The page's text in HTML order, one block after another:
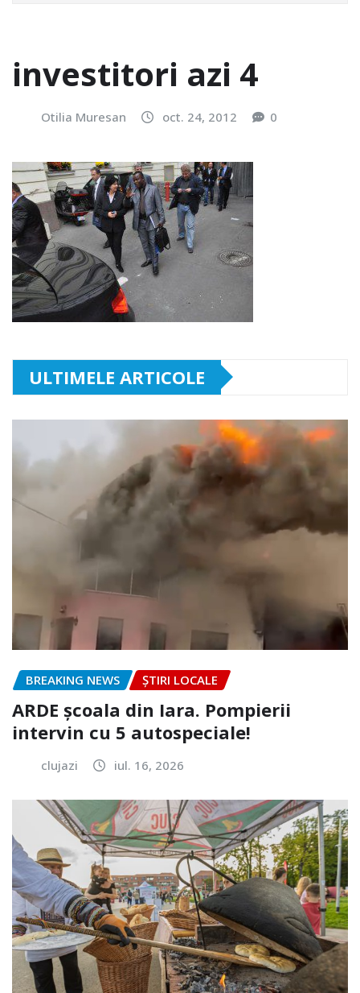
investitori azi 4
Otilia Muresan oct. 24, 2012 0
ULTIMELE ARTICOLE
BREAKING NEWS ȘTIRI LOCALE
ARDE școala din Iara. Pompierii
intervin cu 5 autospeciale!
clujazi iul. 16, 2026